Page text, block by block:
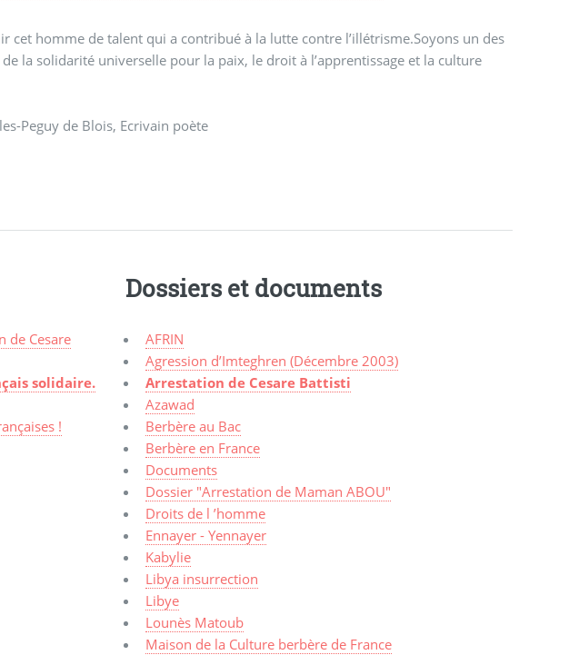
cet homme de talent qui a contribué à la lutte contre l’illétrisme.Soyons un des
la solidarité universelle pour la paix, le droit à l’apprentissage et la culture
Peguy de Blois, Ecrivain poète
de Cesare
solidaire.
!
Dossiers et documents
AFRIN
Agression d’Imteghren (Décembre 2003)
Arrestation de Cesare Battisti
Azawad
Berbère au Bac
Berbère en France
Documents
Dossier "Arrestation de Maman ABOU"
Droits de l ’homme
Ennayer - Yennayer
Kabylie
Libya insurrection
Libye
Lounès Matoub
Maison de la Culture berbère de France